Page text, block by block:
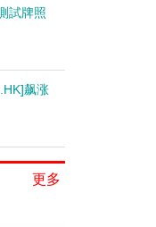
試牌照
飙涨
更多